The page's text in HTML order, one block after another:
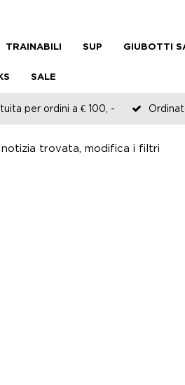
TRAINABILI SUP GIUBOTTI
SALE
per ordini a € 100, -
notizia trovata, modifica i filtri